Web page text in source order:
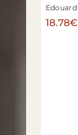
18.78€